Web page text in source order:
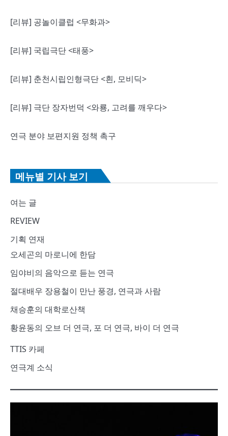
[리뷰] 공놀이클럽 <무화과>
[리뷰] 국립극단 <태풍>
[리뷰] 춘천시립인형극단 <흰, 모비딕>
[리뷰] 극단 장자번덕 <와룡, 고려를 깨우다>
연극 분야 보편지원 정책 촉구
메뉴별 기사 보기
여는 글
REVIEW
기획 연재
오세곤의 마로니에 한담
임야비의 음악으로 듣는 연극
절대배우 장용철이 만난 풍경, 연극과 사람
채승훈의 대학로산책
황윤동의 오브 더 연극, 포 더 연극, 바이 더 연극
TTIS 카페
연극계 소식